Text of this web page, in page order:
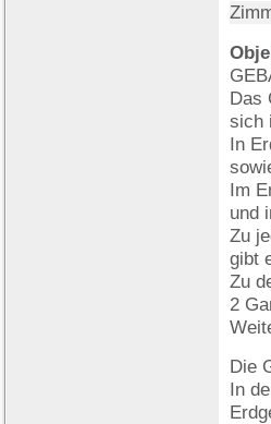
Das
sich
In
Im
und
Zu
gibt
Zu
2
Die
In